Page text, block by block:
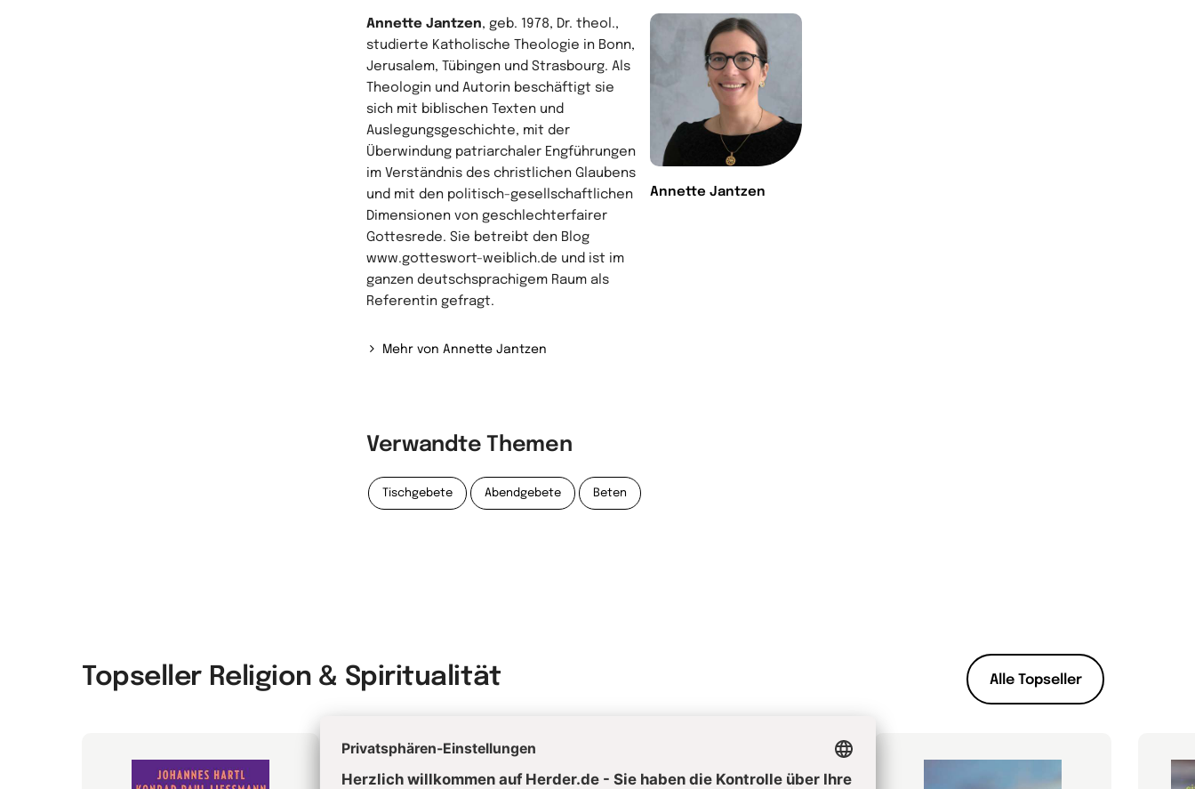
Annette Jantzen
Annette Jantzen, geb. 1978, Dr. theol.,
studierte Katholische Theologie in Bonn,
Jerusalem, Tübingen und Strasbourg. Als
Theologin und Autorin beschäftigt sie
sich mit biblischen Texten und
Auslegungsgeschichte, mit der
Überwindung patriarchaler Engführungen
im Verständnis des christlichen Glaubens
und mit den politisch-gesellschaftlichen
Dimensionen von geschlechterfairer
Gottesrede. Sie betreibt den Blog
www.gotteswort-weiblich.de und ist im
ganzen deutschsprachigem Raum als
Referentin gefragt.
Mehr von Annette Jantzen
Verwandte Themen
Tischgebete Abendgebete Beten
Topseller Religion & Spiritualität Alle Topseller